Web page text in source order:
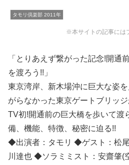
タモリ倶楽部 2011年
※本サイトの記事には
「とりあえず繋がった記念!開通
を渡ろう!!」
東京湾岸、新木場沖に巨大な姿
がらなかった東京ゲートブリッジ
TV初!開通前の巨大橋を歩いて渡
備、機能、特徴、秘密に迫る!!
◆出演者：タモリ ◆ゲスト：松
川達也 ◆ソラミミスト：安齋肇(